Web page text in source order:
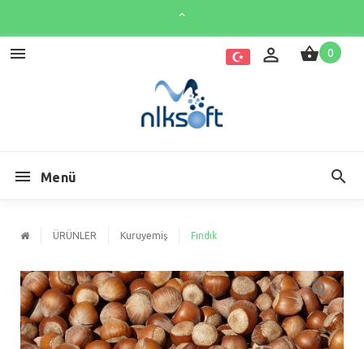
0
Menü
ÜRÜNLER Kuruyemiş Fındık